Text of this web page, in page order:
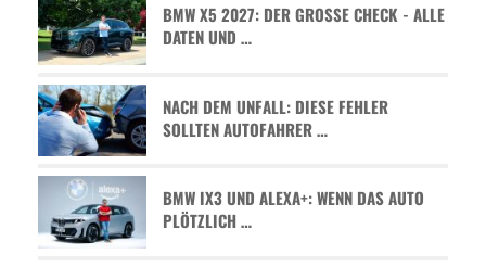
BMW X5 2027: DER GROSSE CHECK - ALLE D
ATEN UND …
NACH DEM UNFALL: DIESE FEHLER
SOLLTEN AUTOFAHRER …
BMW IX3 UND ALEXA+: WENN DAS AUTO
PLÖTZLICH …